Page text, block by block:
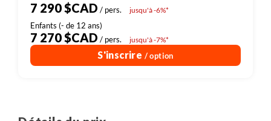
7 290 $CAD / pers. jusqu'à -6%*
7 270 $CAD / pers. jusqu'à -7%*
S'inscrire / option